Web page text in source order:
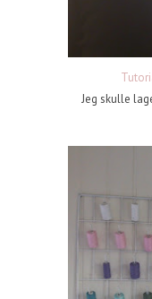
Jeg skulle